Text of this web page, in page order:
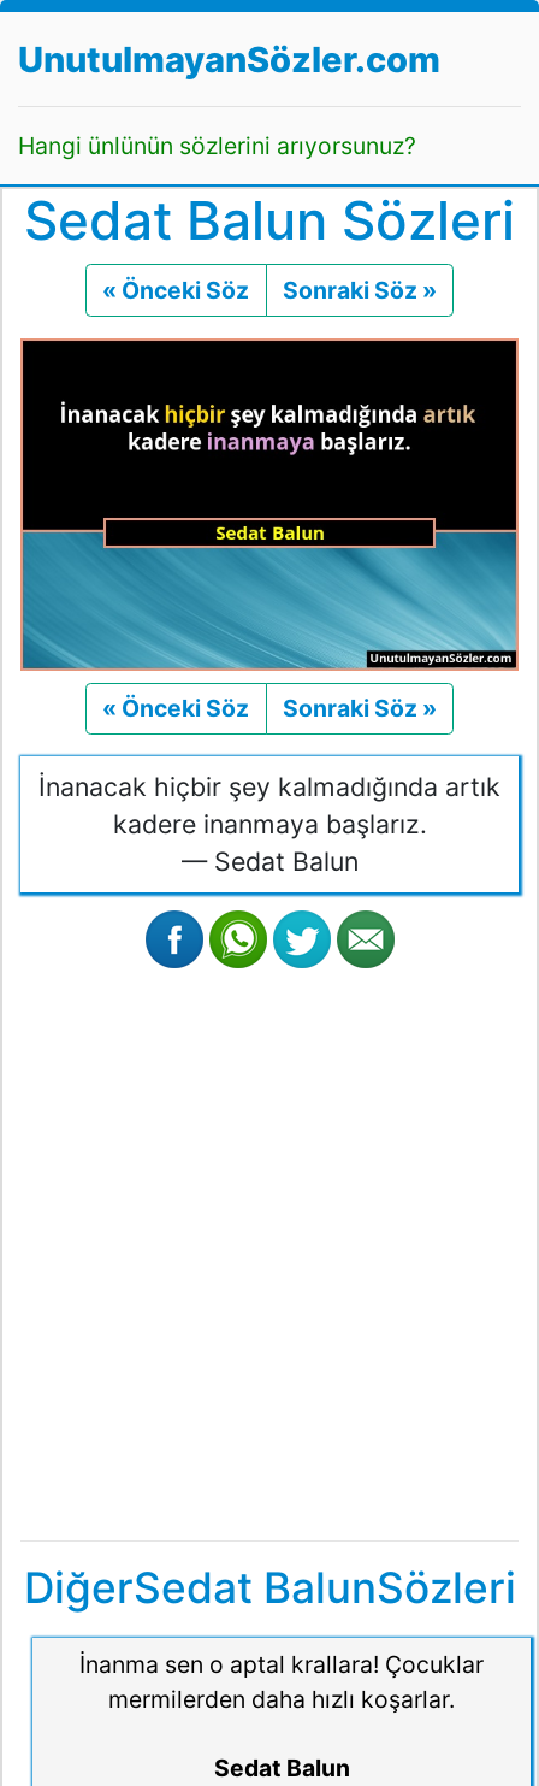
UnutulmayanSözler.com
Hangi ünlünün sözlerini arıyorsunuz?
Sedat Balun Sözleri
« Önceki Söz Önceki
Sonraki Söz »
« Önceki Söz Önceki
Sonraki Söz »
İnanacak hiçbir şey kalmadığında artık
kadere inanmaya başlarız.
— Sedat Balun
DiğerSedat BalunSözleri
İnanma sen o aptal krallara! Çocuklar
mermilerden daha hızlı koşarlar.
Sedat Balun